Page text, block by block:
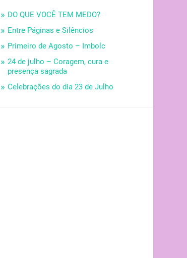
DO QUE VOCÊ TEM MEDO?
Entre Páginas e Silêncios
Primeiro de Agosto – Imbolc
24 de julho – Coragem, cura e
presença sagrada
Celebrações do dia 23 de Julho